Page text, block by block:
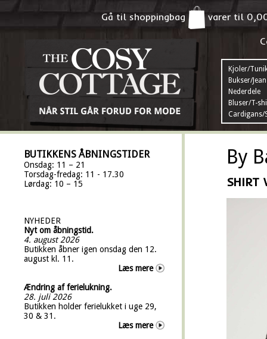
Gå til shoppingbag varer til
Kjoler/
Bukser/
Nederdele
Bluser/T-
Cardigans/
BUTIKKENS ÅBNINGSTIDER
Onsdag: 11 – 21
Torsdag-fredag: 11 - 17.30
Lørdag: 10 – 15
NYHEDER
Nyt om åbningstid.
4. august 2026
Butikken åbner igen onsdag den 12.
august kl. 11.
Læs mere
Ændring af ferielukning.
28. juli 2026
Butikken holder ferielukket i uge 29,
30 & 31.
Læs mere
By
SHIRT